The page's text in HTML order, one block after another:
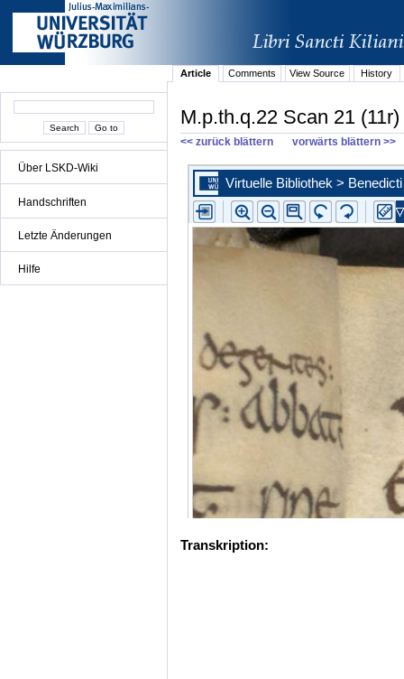
Über LSKD-Wiki
Handschriften
Letzte Änderungen
Hilfe
Article Comments View Source History
M.p.th.q.22 Scan 21 (11r)
<< zurück blättern vorwärts blättern >>
Transkription: